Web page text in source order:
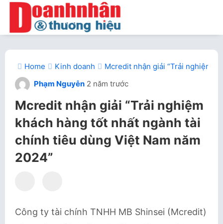
Home Kinh doanh
Mcredit nhận giải “Trải nghiệm
Phạm Nguyễn 2 năm trước
Mcredit nhận giải “Trải nghiệm
khách hàng tốt nhất ngành tài
chính tiêu dùng Việt Nam năm
2024”
Công ty tài chính TNHH MB Shinsei (Mcredit)